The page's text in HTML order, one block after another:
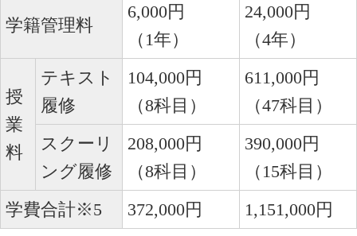
学籍管理料
6,000円
（1年）
24,000円
（4年）
授
業
料
テキスト
履修
104,000円
（8科目）
611,000円
（47科目）
スクーリ
ング履修
208,000円
（8科目）
390,000円
（15科目）
学費合計※5
372,000円 1,151,000円